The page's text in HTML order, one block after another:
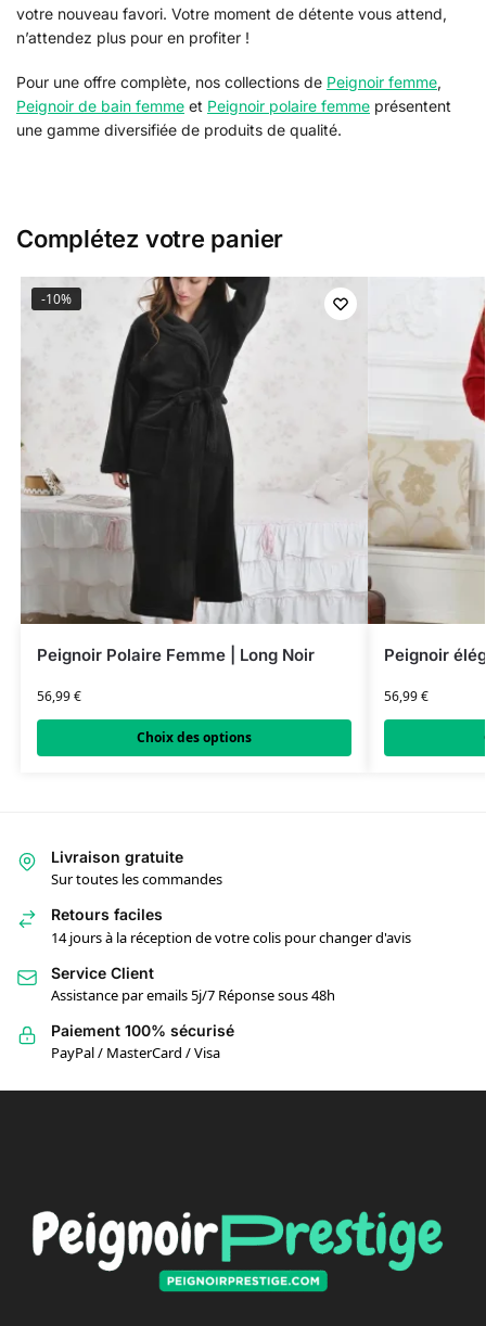
votre nouveau favori. Votre moment de détente vous attend,
n’attendez plus pour en profiter !
Pour une offre complète, nos collections de Peignoir femme,
Peignoir de bain femme et Peignoir polaire femme présentent
une gamme diversifiée de produits de qualité.
Complétez votre panier
-10%
Peignoir Polaire Femme | Long Noir
56,99€
Choix des options
Peignoir
56,99€
Livraison gratuite
Sur toutes les commandes
Retours faciles
14 jours à la réception de votre colis pour changer d'avis
Service Client
Assistance par emails 5j/7 Réponse sous 48h
Paiement 100% sécurisé
PayPal / MasterCard / Visa